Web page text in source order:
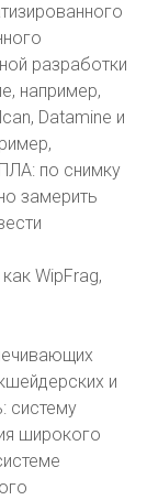
разработки
например,
Datamine и
по снимку
замерить
WipFrag,
и
систему
широкого